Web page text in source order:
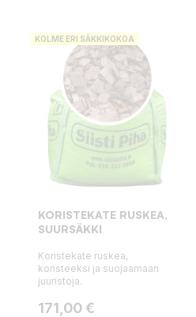
KOLME ERI SÄKKIKOKOA
KORISTEKATE RUSKEA,
SUURSÄKKI
Koristekate ruskea,
koristeeksi ja suojaamaan
juuristoja.
Hinta
171,00 €